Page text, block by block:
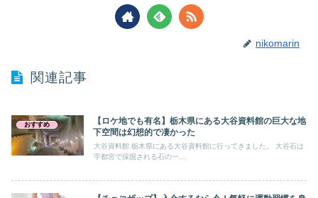
nikomarin
関連記事
おすすめ
【ロケ地でも有名】栃木県にある大谷資料館の巨大な地
下空間は幻想的で凄かった
大谷資料館 栃木県にある大谷資料館に行ってきました。 大谷石は
宇都宮で採掘される石の一...